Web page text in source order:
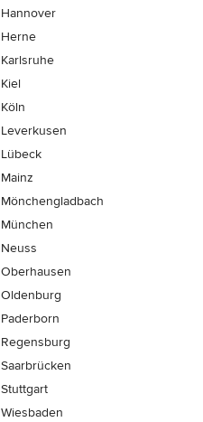
Hannover
Herne
Karlsruhe
Kiel
Köln
Leverkusen
Lübeck
Mainz
Mönchen­gladbach
München
Neuss
Oberhausen
Oldenburg
Paderborn
Regensburg
Saarbrücken
Stuttgart
Wiesbaden